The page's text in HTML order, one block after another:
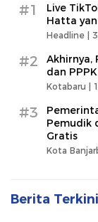
#1
Live
Hatta
Headline |
#2
Akhirnya,
dan
Kotabaru |
#3
Pemudik
Gratis
Kota
Berita Terkini